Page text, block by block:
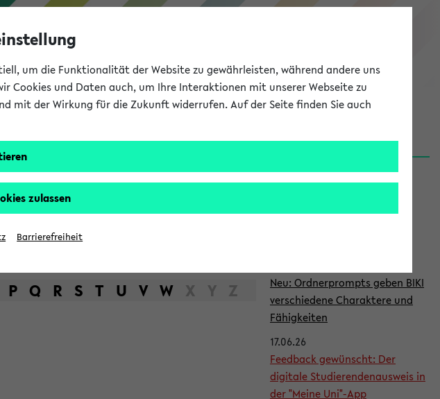
eKVV
Bielefeld
P Q R S T U V W X Y Z
S
i
News
Neu: Ordnerprompts geben BIKI
verschiedene Charaktere und
Fähigkeiten
17.06.26
Feedback gewünscht: Der
digitale Studierendenausweis in
der "Meine Uni"-App
um die Funktionalität der Website zu gewährleisten, während andere uns
Cookies und Daten auch, um Ihre Interaktionen mit unserer Webseite zu
mit der Wirkung für die Zukunft widerrufen. Auf der Seite finden Sie auch
zulassen
Barrierefreiheit